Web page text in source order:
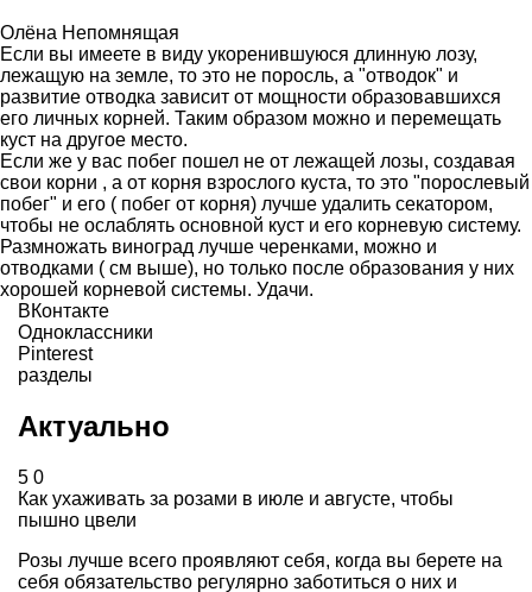
Олёна Непомнящая
Если вы имеете в виду укоренившуюся длинную лозу,
лежащую на земле, то это не поросль, а "отводок" и
развитие отводка зависит от мощности образовавшихся
его личных корней. Таким образом можно и перемещать
куст на другое место.
Если же у вас побег пошел не от лежащей лозы, создавая
свои корни , а от корня взрослого куста, то это "порослевый
побег" и его ( побег от корня) лучше удалить секатором,
чтобы не ослаблять основной куст и его корневую систему.
Размножать виноград лучше черенками, можно и
отводками ( см выше), но только после образования у них
хорошей корневой системы. Удачи.
ВКонтакте
Одноклассники
Pinterest
разделы
Актуально
5 0
Как ухаживать за розами в июле и августе, чтобы
пышно цвели
Розы лучше всего проявляют себя, когда вы берете на
себя обязательство регулярно заботиться о них и